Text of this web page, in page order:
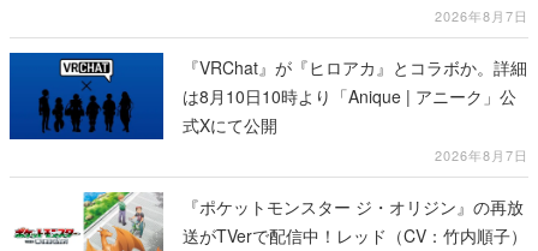
2026年8月7日
『VRChat』が『ヒロアカ』とコラボか。詳細
は8月10日10時より「Anique | アニーク」公
式Xにて公開
2026年8月7日
『ポケットモンスター ジ・オリジン』の再放
送がTVerで配信中！レッド（CV：竹内順子）